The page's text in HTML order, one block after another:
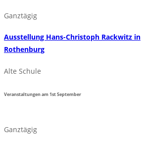
Ganztägig
Ausstellung Hans-Christoph Rackwitz in
Rothenburg
Alte Schule
Veranstaltungen am1stSeptember
Ganztägig